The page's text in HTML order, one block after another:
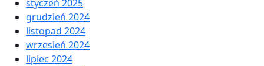
styczeń 2025
grudzień 2024
listopad 2024
wrzesień 2024
lipiec 2024